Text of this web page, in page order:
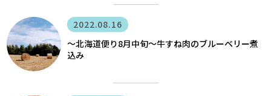
2022.08.16
〜北海道便り8月中旬～牛すね肉のブルーベリー煮
込み